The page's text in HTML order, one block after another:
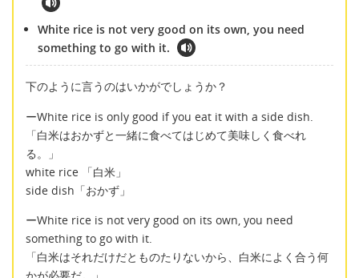
White rice is not very good on its own, you need
something to go with it.
下のように言うのはいかがでしょうか？
ーWhite rice is only good if you eat it with a side dish.
「白米はおかずと一緒に食べてはじめて美味しく食べれ
る。」
white rice 「白米」
side dish「おかず」
ーWhite rice is not very good on its own, you need
something to go with it.
「白米はそれだけだとものたりないから、白米によく合う何